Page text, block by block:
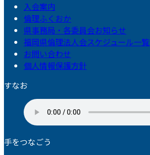
入会案内
倫理ふくおか
県事務局・各委員会お知らせ
福岡県倫理法人会スケジュール一覧
お問い合わせ
個人情報保護方針
すなお
手をつなごう